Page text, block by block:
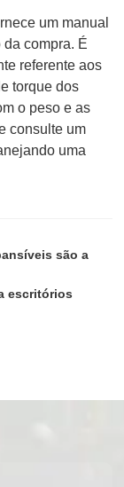
um manual
compra. É
referente aos
torque dos
o peso e as
consulte um
uma
são a
escritórios